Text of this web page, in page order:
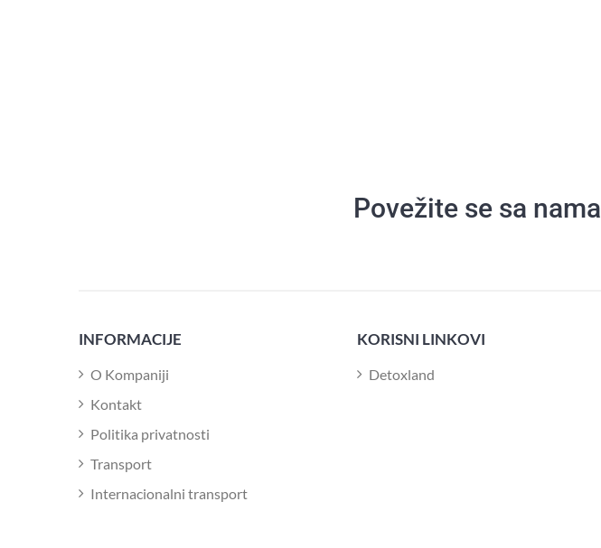
Povežite se sa nama
INFORMACIJE
O Kompaniji
Kontakt
Politika privatnosti
Transport
Internacionalni transport
KORISNI LINKOVI
Detoxland